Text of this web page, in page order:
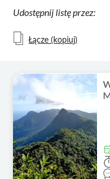
Udostępnij listę przez:
Łącze (kopiuj)